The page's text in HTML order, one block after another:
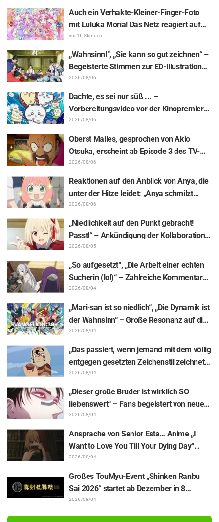
6 veröffentlicht
Auch ein Verhakte-Kleiner-Finger-Foto
mit Luluka Moria! Das Netz reagiert auf
den Bericht der Synchronsprecherin Nao
Tōyama vom Besuch der Dream Stage zu
„Star Detective Precure!“ mit: „Das sind ja
zwei Arcanas!“
vor 16 Stunden
„Wahnsinn!“, „Sie kann so gut zeichnen“ –
Begeisterte Stimmen zur ED-Illustration
von Asaki Yuikawa, der Sprecherin der
Hauptfigur aus „The Elusive Samurai“, für
Episode 13
2026/08/06
Dachte, es sei nur süß ... –
Vorbereitungsvideo vor der Kinopremiere
von „Chiikawa“ sorgt mit überraschender
Kluft für Erstaunen: „Härter als gedacht“,
„Es geht nur um Arbeit“
2026/08/06
Oberst Malles, gesprochen von Akio
Otsuka, erscheint ab Episode 3 des TV-
Animes „The Ghost in the Shell“! Cast-
Kommentar & Endcard enthüllt
2026/08/06
Reaktionen auf den Anblick von Anya, die
unter der Hitze leidet: „Anya schmilzt
dahin“ – „SPY x FAMILY“-
Ankündigungsillustration sorgt für
Aufsehen
2026/08/06
„Niedlichkeit auf den Punkt gebracht!
Passt!“ – Ankündigung der Kollaboration
zwischen „Lycoris Recoil“ und Kumamine
von „Shigoto Neko“ sorgt für zahlreiche
„Passt!“-Reaktionen
2026/08/05
„So aufgesetzt“, „Die Arbeit einer echten
Sucherin (lol)“ – Zahlreiche Kommentare
zu einer Frieren-Plüschfigur, die in einer
Ausstellungs-Mimik steckt: „Frieren –
Nach dem Ende der Reise“
2026/08/04
„Mari-san ist so niedlich“, „Die Dynamik ist
der Wahnsinn“ – Große Resonanz auf die
Enthüllung von Hidenori Matsubaras
wunderschöner Zeichnung der drei
Figuren aus „Neon Genesis Evangelion“ im
Plugsuit
2026/08/04
„Das passiert, wenn jemand mit dem völlig
entgegen gesetzten Zeichenstil zeichnet“
– Fans begeistert von der Unterstützungs-
Illustration des „Yowamushi Pedal“-
Schöpfers für „Jaadugar: A Witch in
Mongolia“
2026/08/04
„Dieser große Bruder ist wirklich SO
liebenswert“ – Fans begeistert von neuen
Illustrationen zur „JUJUTSU KAISEN“-
Ausstellung, auf denen Choso Yūji Itadori
auf die Pelle rückt
2026/08/04
Ansprache von Senior Esta… Anime „I
Want to Love You Till Your Dying Day“
Enthüllung von Synopsis für Episode 5,
Szenenausschnitten, WEB-Trailer und
Episodenposter
2026/08/04
Großes TouMyu-Event „Shinken Ranbu
Sai 2026“ startet ab Dezember in 8
Städten Japans! Alle 44 Touken Danshi
2026/08/04